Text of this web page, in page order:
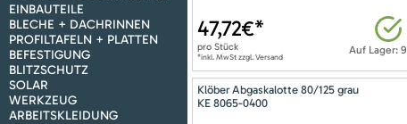
EINBAUTEILE
BLECHE + DACHRINNEN
PROFILTAFELN + PLATTEN
BEFESTIGUNG
BLITZSCHUTZ
SOLAR
WERKZEUG
ARBEITSKLEIDUNG
Auf Lager: 9
47,72€*
pro Stück
*inkl. MwSt zzgl. Versand
Klöber Abgaskalotte 80/125 grau
KE 8065-0400